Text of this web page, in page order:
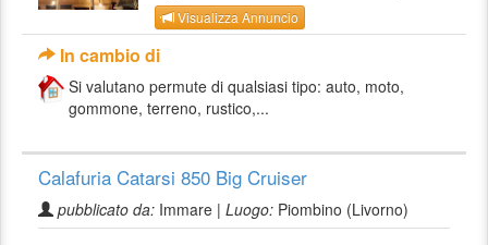
Visualizza Annuncio
In cambio di
Si valutano permute di qualsiasi tipo: auto, moto,
gommone, terreno, rustico,...
Calafuria Catarsi 850 Big Cruiser
pubblicato da: Immare | Luogo: Piombino (Livorno)